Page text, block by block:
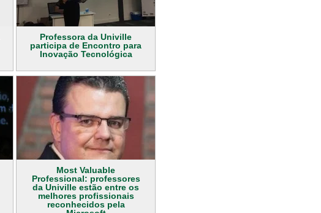
Professora da Univille
participa de Encontro para
Inovação Tecnológica
Most Valuable
Professional: professores
da Univille estão entre os
melhores profissionais
reconhecidos pela